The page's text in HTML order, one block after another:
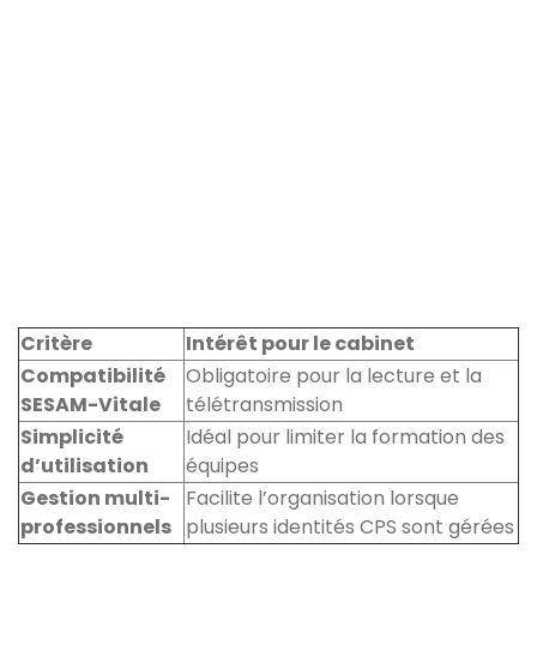
Critère
Intérêt pour le cabinet
Compatibilité
SESAM-Vitale
Obligatoire pour la lecture et la
télétransmission
Simplicité
d’utilisation
Idéal pour limiter la formation des
équipes
Gestion multi-
professionnels
Facilite l’organisation lorsque
plusieurs identités CPS sont gérées